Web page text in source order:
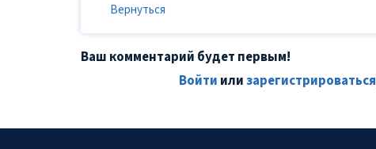
Вернуться
Ваш комментарий будет первым!
Войти илизарегистрироваться